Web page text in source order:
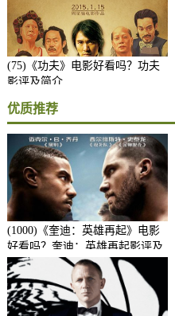
(75)《功夫》电影好看吗？功夫
影评及简介
优质推荐
(1000)《奎迪：英雄再起》电影
好看吗？奎迪：英雄再起影评及
简介